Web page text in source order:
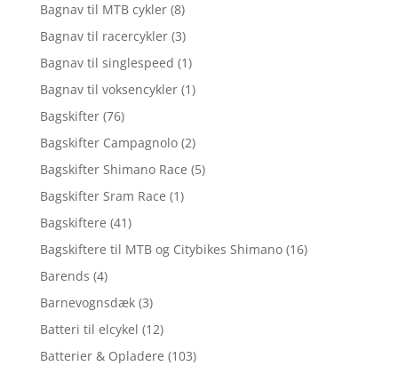
Bagnav til MTB cykler (8)
Bagnav til racercykler (3)
Bagnav til singlespeed (1)
Bagnav til voksencykler (1)
Bagskifter (76)
Bagskifter Campagnolo (2)
Bagskifter Shimano Race (5)
Bagskifter Sram Race (1)
Bagskiftere (41)
Bagskiftere til MTB og Citybikes Shimano (16)
Barends (4)
Barnevognsdæk (3)
Batteri til elcykel (12)
Batterier & Opladere (103)